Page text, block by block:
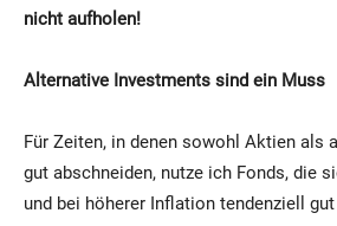
nicht aufholen!
Alternative Investments sind ein Muss
Für Zeiten, in denen sowohl Aktien als
gut abschneiden, nutze ich Fonds, die
und bei höherer Inflation tendenziell